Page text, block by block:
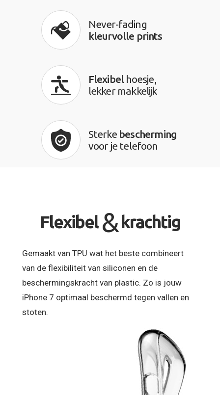
Never-fading
kleurvolle prints
Flexibel hoesje,
lekker makkelijk
Sterke bescherming
voor je telefoon
Flexibel & krachtig
Gemaakt van TPU wat het beste combineert
van de flexibiliteit van siliconen en de
beschermingskracht van plastic. Zo is jouw
iPhone 7 optimaal beschermd tegen vallen en
stoten.